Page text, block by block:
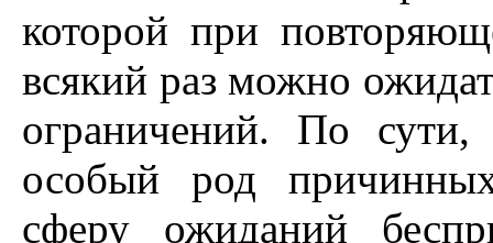
которой при
всякий раз можно
ограничений. По сути,
особый род
сферу ожиданий